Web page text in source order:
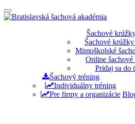
Prepínateľná
navigácia
Šachové
Šachové
Mimoškolské
Online
Pridaj sa do
Šachový tréning
Individuálny tréning
Pre firmy a organizácie